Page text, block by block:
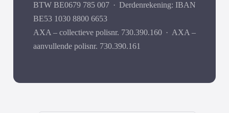
BTW BE0679 785 007 · Derdenrekening: IBAN
BE53 1030 8800 6653
AXA – collectieve polisnr. 730.390.160 · AXA –
aanvullende polisnr. 730.390.161